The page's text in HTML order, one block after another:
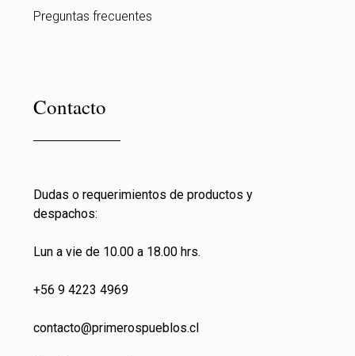
Preguntas frecuentes
Contacto
Dudas o requerimientos de productos y
despachos:
Lun a vie de 10.00 a 18.00 hrs.
+56 9 4223 4969
contacto@primerospueblos.cl